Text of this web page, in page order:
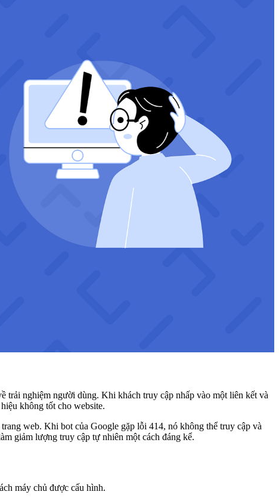
trải nghiệm người dùng. Khi khách truy cập nhấp vào một liên kết và
không tốt cho website.
web. Khi bot của Google gặp lỗi 414, nó không thể truy cập và
giảm lượng truy cập tự nhiên một cách đáng kể.
máy chủ được cấu hình.